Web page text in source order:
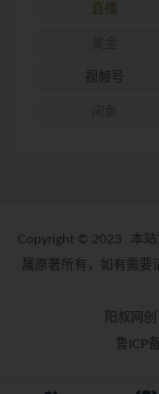
直播
视频号
Copyright © 2023
本
属原著所有，如有需要
阳叔网
鲁ICP